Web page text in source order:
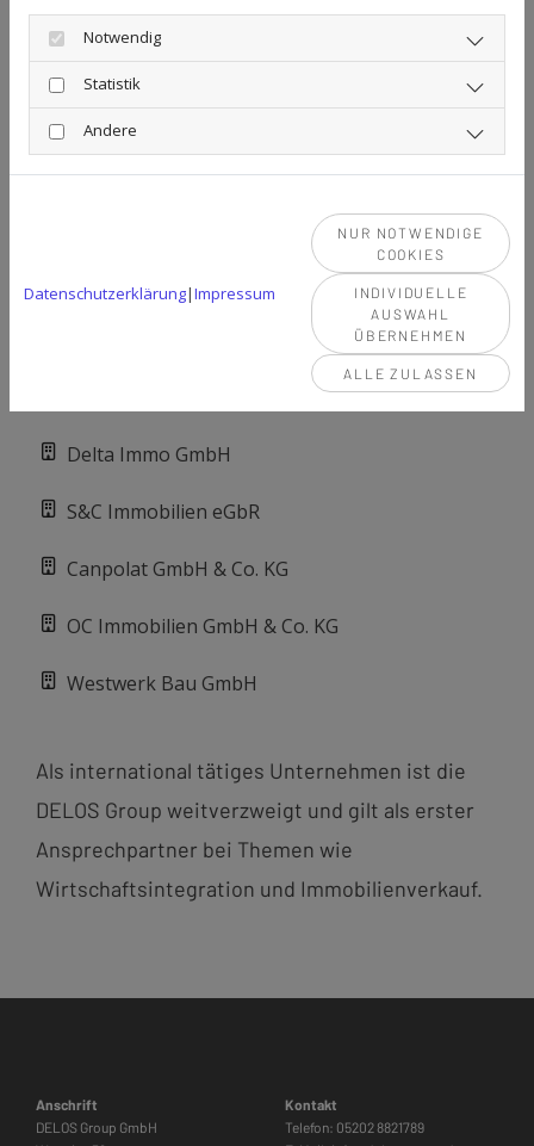
DELOS Immobilien
DELOS Personal
DELOS Immobilien GmbH & Co. KG
DELOS Invest GmbH & Co. KG
Canpolat Holding GmbH
Delta Immo GmbH
S&C Immobilien eGbR
Canpolat GmbH & Co. KG
OC Immobilien GmbH & Co. KG
Westwerk Bau GmbH
Als international tätiges Unternehmen ist die
DELOS Group weitverzweigt und gilt als erster
Ansprechpartner bei Themen wie
Wirtschaftsintegration und Immobilienverkauf.
Anschrift
DELOS Group GmbH
Kontakt
Telefon: 05202 8821789
Notwendig
Statistik
Andere
Datenschutzerklärung|Impressum
NUR NOTWENDIGE
COOKIES
INDIVIDUELLE
AUSWAHL
ÜBERNEHMEN
ALLE ZULASSEN